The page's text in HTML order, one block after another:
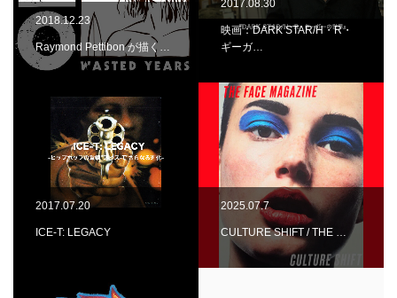
2018.12.23
Raymond Pettibon が描く…
2017.08.30
映画：DARK STAR/H・R・
ギーガ…
2017.07.20
ICE-T: LEGACY
2025.07.7
CULTURE SHIFT / THE …